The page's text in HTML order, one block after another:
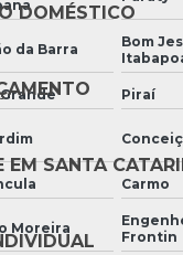
DOMÉSTICO
EM SANTA
de
de
tratamento de água
tratamento de água
tratamento de água
da Barra
Bom
Piraí
Carmo
Moreira
Frontin